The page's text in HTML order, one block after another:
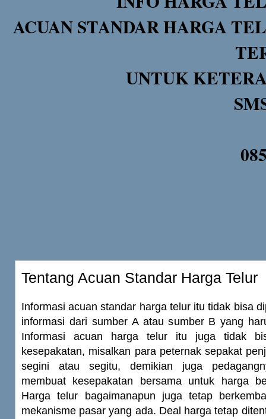
ACUAN STANDAR HARGA
UNTUK
Tentang Acuan Standar Harga Telur
Informasi acuan standar harga telur itu tidak bisa
informasi dari sumber A atau sumber B yang
Informasi acuan harga telur itu juga tidak
kesepakatan, misalkan para peternak sepakat
segini atau segitu, demikian juga
membuat kesepakatan bersama untuk harga
Harga telur bagaimanapun juga tetap
mekanisme pasar yang ada. Deal harga tetap